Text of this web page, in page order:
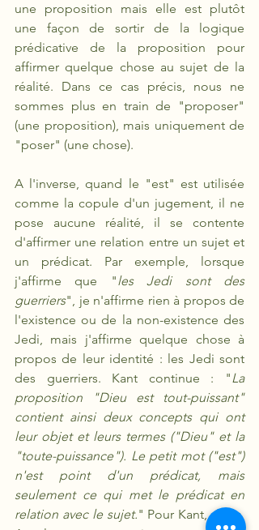
une proposition mais elle est plutôt
une façon de sortir de la logique
prédicative de la proposition pour
affirmer quelque chose au sujet de la
réalité. Dans ce cas précis, nous ne
sommes plus en train de "proposer"
(une proposition), mais uniquement de
"poser" (une chose).
A l'inverse, quand le "est" est utilisée
comme la copule d'un jugement, il ne
pose aucune réalité, il se contente
d'affirmer une relation entre un sujet et
un prédicat. Par exemple, lorsque
j'affirme que "les Jedi sont des
guerriers", je n'affirme rien à propos de
l'existence ou de la non-existence des
Jedi, mais j'affirme quelque chose à
propos de leur identité : les Jedi sont
des guerriers. Kant continue : "La
proposition "Dieu est tout-puissant"
contient ainsi deux concepts qui ont
leur objet et leurs termes ("Dieu" et la
"toute-puissance"). Le petit mot ("est")
n'est point d'un prédicat, mais
seulement ce qui met le prédicat en
relation avec le sujet." Pour Kant, donc,